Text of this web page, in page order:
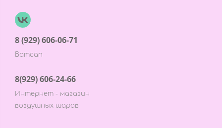
8 (929) 606-06-71
Ватсап
8(929) 606-24-66
Интернет - магазин
воздушных шаров